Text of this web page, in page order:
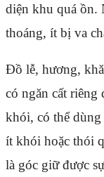
diện khu quá ồn.
thoáng, ít bị va
Đồ lễ, hương,
có ngăn cất riêng
khói, có thể
ít khói hoặc thói
là góc giữ được